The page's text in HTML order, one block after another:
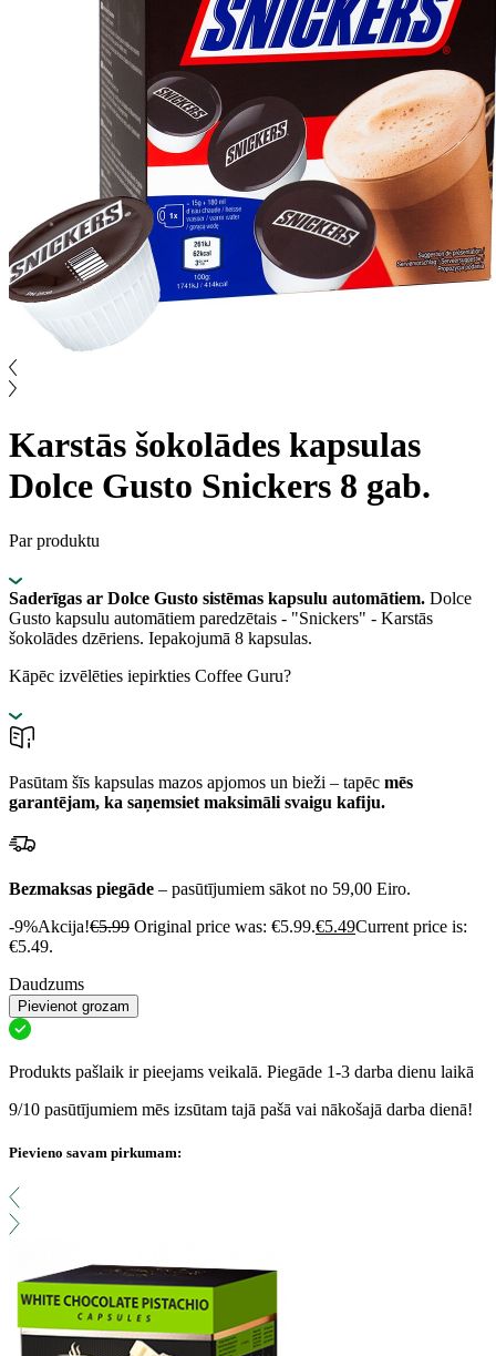
Karstās šokolādes kapsulas
Dolce Gusto Snickers 8 gab.
Par produktu
Saderīgas ar Dolce Gusto sistēmas kapsulu automātiem. Dolce
Gusto kapsulu automātiem paredzētais - "Snickers" - Karstās
šokolādes dzēriens. Iepakojumā 8 kapsulas.
Kāpēc izvēlēties iepirkties Coffee Guru?
Pasūtam šīs kapsulas mazos apjomos un bieži – tapēc mēs
garantējam, ka saņemsiet maksimāli svaigu kafiju.
Bezmaksas piegāde – pasūtījumiem sākot no 59,00 Eiro.
-9%Akcija!€5.99 Original price was: €5.99.€5.49Current price is:
€5.49.
Daudzums
Pievienot grozam
Produkts pašlaik ir pieejams veikalā. Piegāde 1-3 darba dienu laikā
9/10 pasūtījumiem mēs izsūtam tajā pašā vai nākošajā darba dienā!
Pievieno savam pirkumam: